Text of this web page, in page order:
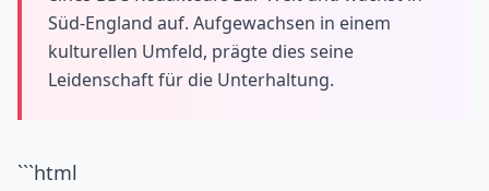
Süd-England auf. Aufgewachsen in einem
kulturellen Umfeld, prägte dies seine
Leidenschaft für die Unterhaltung.
```html